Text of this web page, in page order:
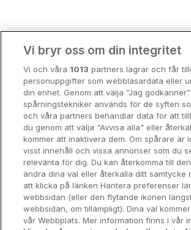
Storstadsweekend
Hotellrum under 995 kr
Spahotell
Sydsverige
Om Hotellpremien
Nya hotell
Stadsweekend
Vi bryr oss om din integritet
Vi och våra 1013 partners lagrar och får
personuppgifter som webbläsardata eller
din enhet. Genom att välja ”Jag
spårningstekniker används för de syften
och våra partners behandlar data för att
du genom att välja "Avvisa alla" eller
kommer att inaktivera dem. Om spårare är
visst innehåll och vissa annonser som du
relevanta för dig. Du kan återkomma till
ändra dina val eller återkalla ditt samtycke
att klicka på länken Hantera preferenser
webbsidan (eller den flytande ikonen
webbsidan, om tillämpligt). Dina val
vår Webbplats. Mer information finns i vår